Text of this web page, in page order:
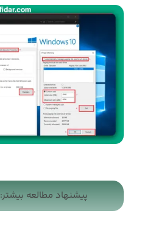
پیشنهاد مطالعه بیشتر: